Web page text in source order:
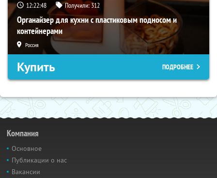
12:22:47 Получили: 312
Органайзер для кухни с пластиковым подносом и
контейнерами
Россия
Купить ПОДРОБНЕЕ
Компания
Основное
Публикации о нас
Вакансии